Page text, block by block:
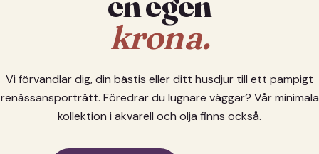
krona.
Vi förvandlar dig, din bästis eller ditt husdjur till ett pampigt
renässansporträtt. Föredrar du lugnare väggar? Vår minimala
kollektion i akvarell och olja finns också.